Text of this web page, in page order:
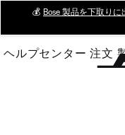
Main
💰 Bose 製品を下取り
ヘルプセンター 注文